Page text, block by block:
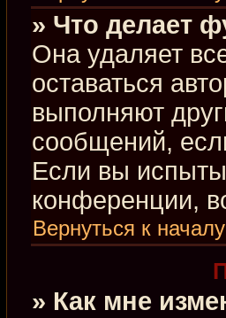
» Что делает
Она удаляет
оставаться
выполняют
сообщений,
Если вы
конференции,
Вернуться к началу
» Как мне